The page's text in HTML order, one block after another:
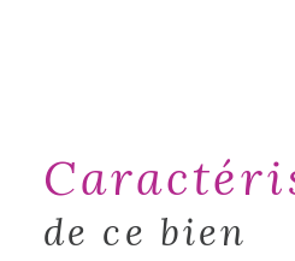
Des panneaux solaires,
La maison dispose d’un
Retrouvez plus
de ce bien